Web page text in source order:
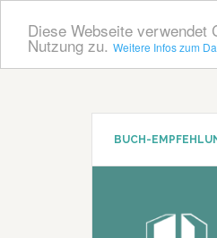
Diese Webseite verwendet
Nutzung zu. Weitere Infos zum
Zum
Zur
BUCH-